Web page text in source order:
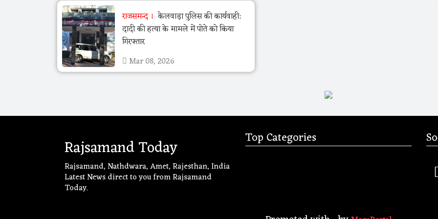
राजसमन्द
केलवाड़ा पुलिस की कार्यवाही:
दादी की हत्या के मामले में पोते को किया
गिरफ्तार
Mar 08, 2026
Rajsamand Today
Rajsamand, Nathdwara, Amet, Rajesthan, India
Latest News direct to you from Rajsamand
Today.
Top Categories